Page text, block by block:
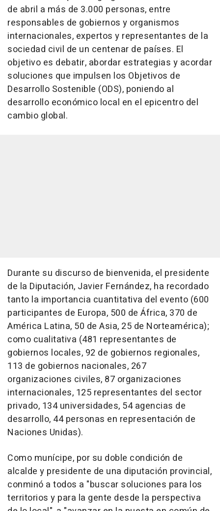
de abril a más de 3.000 personas, entre
responsables de gobiernos y organismos
internacionales, expertos y representantes de la
sociedad civil de un centenar de países. El
objetivo es debatir, abordar estrategias y acordar
soluciones que impulsen los Objetivos de
Desarrollo Sostenible (ODS), poniendo al
desarrollo económico local en el epicentro del
cambio global.
Durante su discurso de bienvenida, el presidente
de la Diputación, Javier Fernández, ha recordado
tanto la importancia cuantitativa del evento (600
participantes de Europa, 500 de África, 370 de
América Latina, 50 de Asia, 25 de Norteamérica);
como cualitativa (481 representantes de
gobiernos locales, 92 de gobiernos regionales,
113 de gobiernos nacionales, 267
organizaciones civiles, 87 organizaciones
internacionales, 125 representantes del sector
privado, 134 universidades, 54 agencias de
desarrollo, 44 personas en representación de
Naciones Unidas).
Como munícipe, por su doble condición de
alcalde y presidente de una diputación provincial,
conminó a todos a "buscar soluciones para los
territorios y para la gente desde la perspectiva